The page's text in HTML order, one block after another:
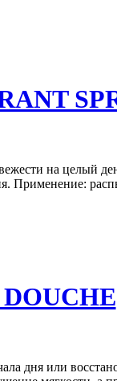
на целый
Применение:
дня или